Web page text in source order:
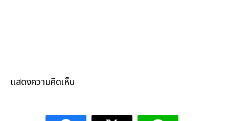
แสดงความคิดเห็น